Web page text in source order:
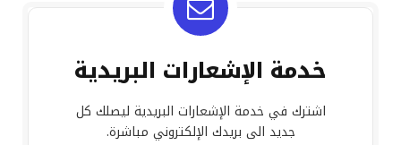
خدمة الإشعارات البريدية
اشترك في خدمة الإشعارات البريدية ليصلك كل
جديد الى بريدك الإلكتروني مباشرة.